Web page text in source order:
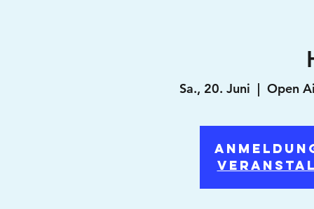
Sa., 20. Juni
  |
Open